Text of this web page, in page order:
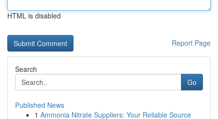
HTML is disabled
Report Page
Search
Go
Published News
1 Ammonia Nitrate Suppliers: Your Reliable Source